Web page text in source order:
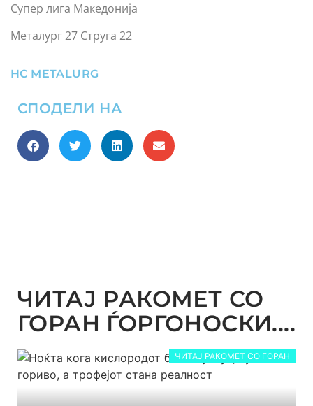
Супер лига Македонија
Металург 27 Струга 22
HC METALURG
СПОДЕЛИ НА
ЧИТАЈ РАКОМЕТ СО
ГОРАН ЃОРГОНОСКИ....
ЧИТАЈ РАКОМЕТ СО ГОРАН